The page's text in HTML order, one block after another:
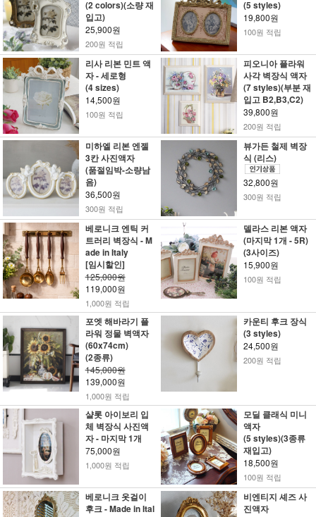
(2 colors)(소량 재
입고)
25,900원
200원 적립
(5 styles)
19,800원
100원 적립
리사 리본 민트 액
자 - 세로형
(4 sizes)
14,500원
100원 적립
피오니아 플라워
사각 벽장식 액자
(7 styles)(부분 재
입고 B2,B3,C2)
39,800원
200원 적립
미하엘 리본 엔젤
3칸 사진액자
(품절임박-소량남
음)
36,500원
300원 적립
뷰가든 철제 벽장
식 (리스)
32,800원
300원 적립
베로니크 엔틱 커
트러리 벽장식 - M
ade in Italy
[임시할인]
125,000원
119,000원
1,000원 적립
델라스 리본 액자
(마지막 1개 - 5R)
(3사이즈)
15,900원
100원 적립
포엣 해바라기 플
라워 정물 벽액자
(60x74cm)
(2종류)
145,000원
139,000원
1,000원 적립
카운티 후크 장식
(3 styles)
24,500원
200원 적립
샬롯 아이보리 입
체 벽장식 사진액
자 - 마지막 1개
75,000원
1,000원 적립
모딜 클래식 미니
액자
(5 styles)(3종류
재입고)
18,500원
100원 적립
베로니크 옷걸이
후크 - Made in Ital
비엔티지 셰즈 사
진액자